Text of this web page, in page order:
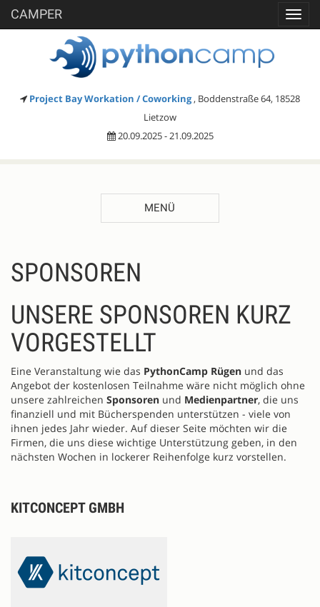
CAMPER
Project Bay Workation / Coworking , Boddenstraße 64, 18528
Lietzow
20.09.2025 - 21.09.2025
MENÜ
SPONSOREN
UNSERE SPONSOREN KURZ
VORGESTELLT
Eine Veranstaltung wie das PythonCamp Rügen und das
Angebot der kostenlosen Teilnahme wäre nicht möglich ohne
unsere zahlreichen Sponsoren und Medienpartner, die uns
finanziell und mit Bücherspenden unterstützen - viele von
ihnen jedes Jahr wieder. Auf dieser Seite möchten wir die
Firmen, die uns diese wichtige Unterstützung geben, in den
nächsten Wochen in lockerer Reihenfolge kurz vorstellen.
KITCONCEPT GMBH